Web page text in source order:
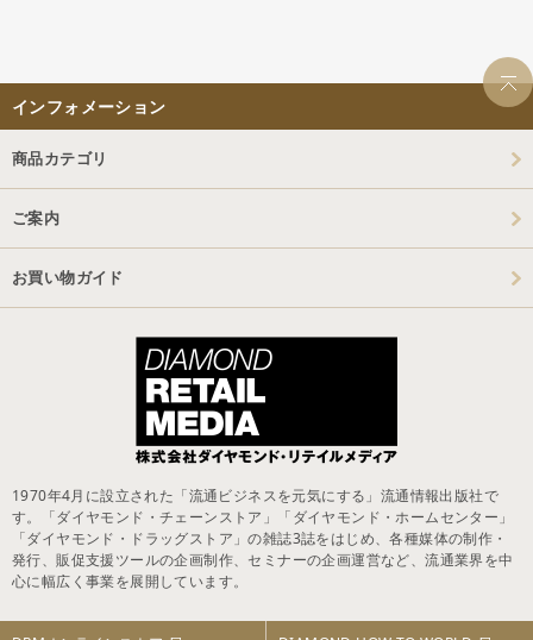
インフォメーション
商品カテゴリ
ご案内
お買い物ガイド
1970年4月に設立された「流通ビジネスを元気にする」流通情報出版社で
す。「ダイヤモンド・チェーンストア」「ダイヤモンド・ホームセンター」
「ダイヤモンド・ドラッグストア」の雑誌3誌をはじめ、各種媒体の制作・
発行、販促支援ツールの企画制作、セミナーの企画運営など、流通業界を中
心に幅広く事業を展開しています。